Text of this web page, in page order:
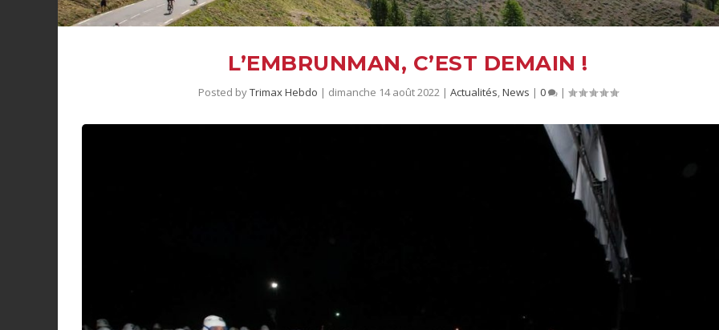
L’EMBRUNMAN, C’EST DEMAIN !
Posted byTrimax Hebdo | dimanche 14 août 2022 |Actualités ,News |0 |